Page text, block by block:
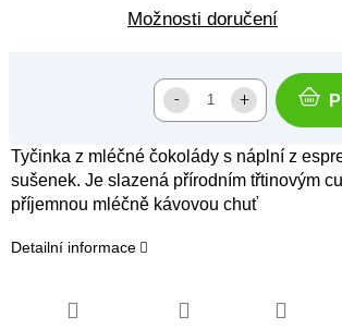
Možnosti doručení
Tyčinka z mléčné čokolády s náplní z
sušenek. Je slazená přírodním třtinovým
příjemnou mléčně kávovou chuť
Detailní informace